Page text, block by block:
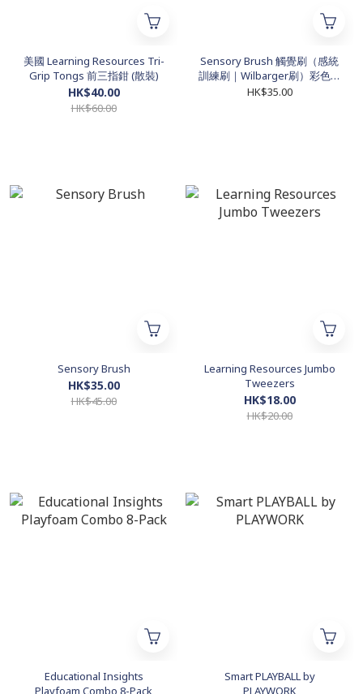
美國 Learning Resources Tri-
Grip Tongs 前三指鉗 (散裝)
HK$40.00
HK$60.00
Sensory Brush 觸覺刷（感統
訓練刷｜Wilbarger刷）彩色款
（顏色隨機）
HK$35.00
Sensory Brush
HK$35.00
HK$45.00
Learning Resources Jumbo
Tweezers
HK$18.00
HK$20.00
Educational Insights
Playfoam Combo 8-Pack
Smart PLAYBALL by
PLAYWORK